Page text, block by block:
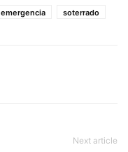
emergencia soterrado
Next article